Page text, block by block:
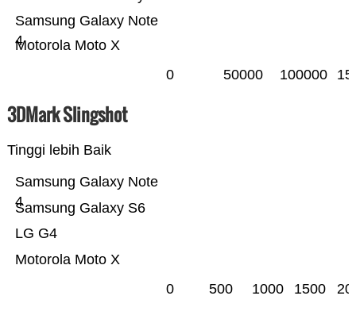
Motorola Moto X
Samsung Galaxy Note
4
0 50000 100000
3DMark Slingshot
Tinggi lebih Baik
Motorola Moto X
LG G4
Samsung Galaxy S6
Samsung Galaxy Note
4
0 500 1000 1500